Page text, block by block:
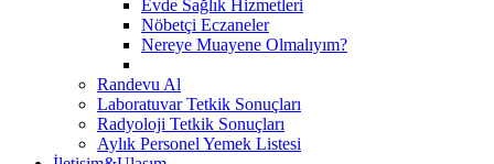
Evde Sağlık Hizmetleri
Nöbetçi Eczaneler
Nereye Muayene Olmalıyım?
Randevu Al
Laboratuvar Tetkik Sonuçları
Radyoloji Tetkik Sonuçları
Aylık Personel Yemek Listesi